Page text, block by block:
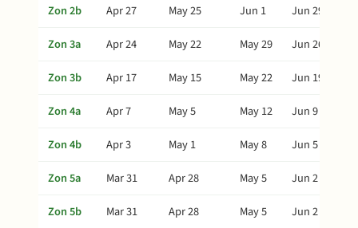
Zon 2b
Apr 27 May 25 Jun 1
Jun 29
Zon 3a
Apr 24 May 22 May 29
Jun 26
Zon 3b
Apr 17 May 15 May 22
Jun 19
Zon 4a
Apr 7 May 5 May 12
Jun 9
Zon 4b
Apr 3 May 1 May 8
Jun 5
Zon 5a
Mar 31 Apr 28 May 5
Jun 2
Zon 5b
Mar 31 Apr 28 May 5
Jun 2